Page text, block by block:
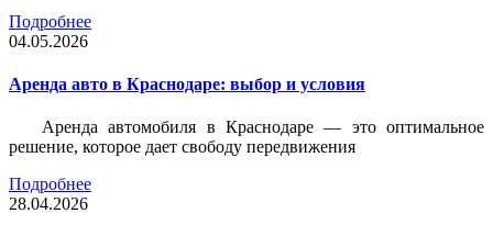
Подробнее
04.05.2026
Аренда авто в Краснодаре: выбор и условия
Аренда автомобиля в Краснодаре — это оптимальное
решение, которое дает свободу передвижения
Подробнее
28.04.2026